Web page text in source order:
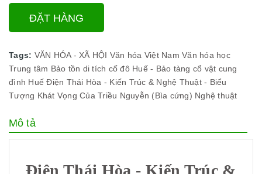
ĐẶT HÀNG
Tags: VĂN HÓA - XÃ HỘI Văn hóa Việt Nam Văn hóa học
Trung tâm Bảo tồn di tích cố đô Huế - Bảo tàng cổ vật cung
đình Huế Điện Thái Hòa - Kiến Trúc & Nghệ Thuật - Biểu
Tượng Khát Vọng Của Triều Nguyễn (Bìa cứng) Nghệ thuật
Mô tả
Điện Thái Hòa - Kiến Trúc &